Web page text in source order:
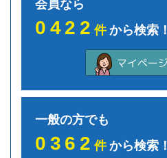
会員なら
0422件から検索！
一般の方でも
0362件から検索！